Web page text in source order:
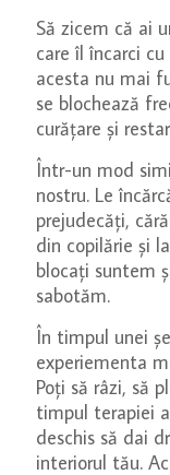
Să zicem că ai
care îl încarci
acesta nu mai
se blochează
curățare și
Într-un mod
nostru. Le
prejudecăți,
din copilărie și
blocați suntem
sabotăm.
În timpul unei
experiementa
Poți să râzi, să
timpul terapiei
deschis să dai
interiorul tău.